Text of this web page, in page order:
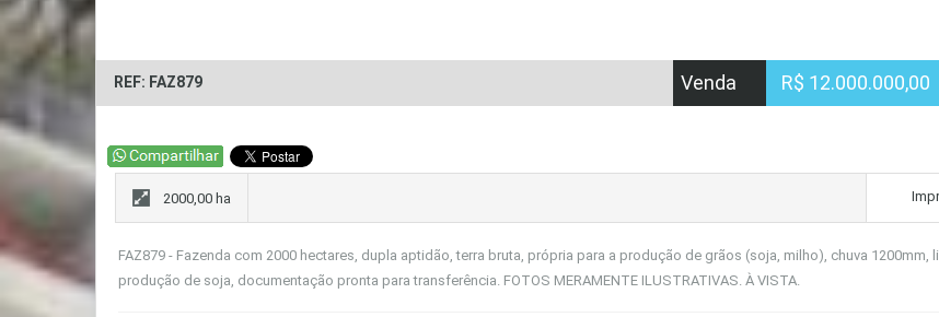
REF: FAZ879 Venda R$ 12.000.000,00
2000,00 ha
FAZ879 - Fazenda com 2000 hectares, dupla aptidão, terra bruta, própria para a produção de grãos (soja, milho), chuva 1200mm,
produção de soja, documentação pronta para transferência. FOTOS MERAMENTE ILUSTRATIVAS. À VISTA.